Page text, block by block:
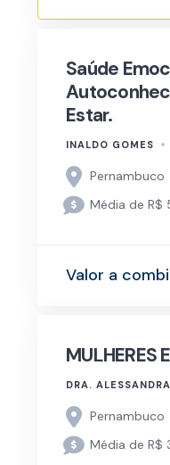
Saúde
Estar.
INALDO GOMES
Pernambuco
Média de R$
Valor a
MULHERES
DRA.
Pernambuco
Média de R$